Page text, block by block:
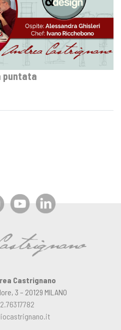
puntata
Castrignano
3 – 20129 MILANO